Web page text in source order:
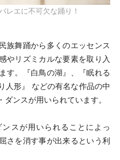
レエに不可欠な踊り！
族舞踊から多くのエッセンス
やリズミカルな要素を取り入
す。『白鳥の湖』、『眠れる
人形』 などの有名な作品の中
ンスが用いられています。
スが用いられることによっ
さを消す事が出来るという利